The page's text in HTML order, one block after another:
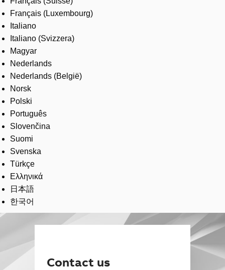
Français (Luxembourg)
Italiano
Italiano (Svizzera)
Magyar
Nederlands
Nederlands (België)
Norsk
Polski
Português
Slovenčina
Suomi
Svenska
Türkçe
Ελληνικά
日本語
한국어
Contact us